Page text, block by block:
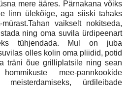
mere ääres. Pärnakana võiks
linn ülekõige, aga siiski tahaks
vaikselt nokitseda,
ning oma suvila ürdipeenart
tühjendada. Mul on juba
olles kolin oma pliidid, potid
träni õue grilliplatsile ning sean
mee-pannkookide
meisterdamiseks, ürdileibade